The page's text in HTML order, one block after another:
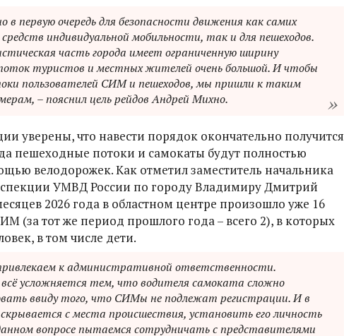
в первую очередь для безопасности движения как самих
индивидуальной мобильности, так и для пешеходов.
часть города имеет ограниченную ширину
туристов и местных жителей очень большой. И чтобы
пользователей СИМ и пешеходов, мы пришли к таким
– пояснил цель рейдов Андрей Михно.
уверены, что навести порядок окончательно получится
пешеходные потоки и самокаты будут полностью
велодорожек. Как отметил заместитель начальника
УМВД России по городу Владимиру Дмитрий
2026 года в областном центре произошло уже 16
(за тот же период прошлого года – всего 2), в которых
в том числе дети.
к административной ответственности.
усложняется тем, что водителя самоката сложно
ввиду того, что СИМы не подлежат регистрации. И в
скрывается с места происшествия, установить его личность
вопросе пытаемся сотрудничать с представителями